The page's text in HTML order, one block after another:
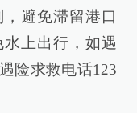
避免滞留港口
上出行，如遇
险求救电话123